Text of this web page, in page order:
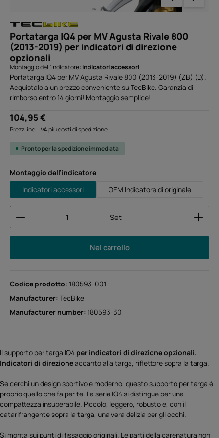
Portatarga IQ4 per MV Agusta Rivale 800
(2013-2019) per indicatori di direzione
opzionali
Montaggio dell'indicatore: Indicatori accessori
Portatarga IQ4 per MV Agusta Rivale 800 (2013-2019) (ZB) (D).
Acquistalo a un prezzo conveniente su TecBike. Garanzia di
rimborso entro 14 giorni! Montaggio semplice!
Prezzo normale:
104,95 €
Prezzi incl. IVA più costi di spedizione
Pronto per la spedizione immediata
Seleziona
Montaggio dell'indicatore
Indicatori accessori
OEM Indicatore di originale
Quantità del prodotto: inserisci la quantità
Set
Nel carrello
Codice prodotto: 180593-001
Manufacturer: TecBike
Manufacturer number: 180593-30
Il supporto per targa IQ4 per indicatori di direzione opzionali.
Indicatori di direzioneaccanto alla targa, riflettore sopra la targa.
Se cerchi un design sportivo e moderno, questo supporto per targa è
proprio quello che fa per te. La serie IQ4 si distingue per una
compattezza insuperabile. Piccolo, leggero, robusto e, con il
catarifrangente sopra la targa, una vera delizia per gli occhi.
Si monta sui punti di fissaggio originali. Le parti della carenatura non